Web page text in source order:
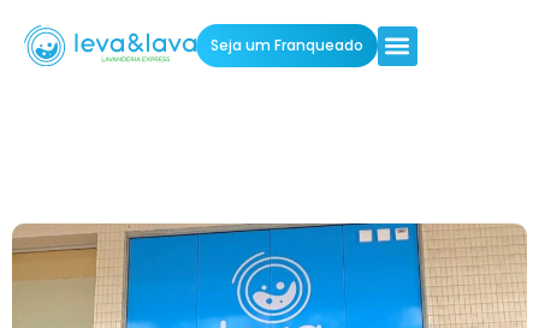
Seja um Franqueado